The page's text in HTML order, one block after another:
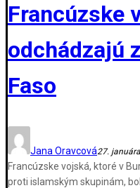
Francúzske
odchádzajú
Faso
Jana Oravcová27.
Francúzske vojská, ktoré v
proti islamským skupinám,